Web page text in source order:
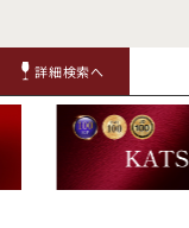
詳細検索へ
白ワイ
ン